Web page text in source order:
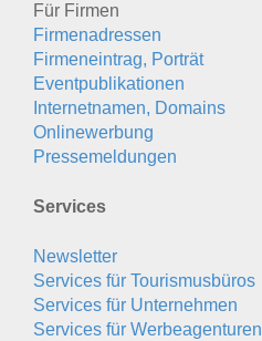
Für Firmen
Firmenadressen
Firmeneintrag, Porträt
Eventpublikationen
Internetnamen, Domains
Onlinewerbung
Pressemeldungen
Services
Newsletter
Services für Tourismusbüros
Services für Unternehmen
Services für Werbeagenturen